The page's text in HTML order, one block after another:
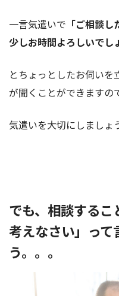
一言気遣いで 「ご相談
少しお時間よろしいでし
とちょっとしたお伺い
が聞くことができますの
気遣いを大切にしましょ
でも、相談する
考えなさい」って
う。。。